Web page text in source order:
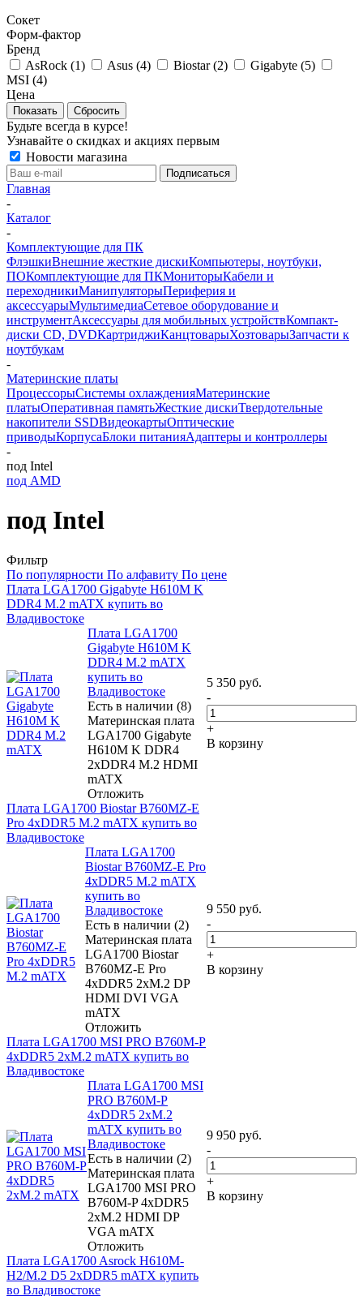
Сокет
Форм-фактор
Бренд
AsRock (1) Asus (4) Biostar (2) Gigabyte (5)
MSI (4)
Цена
Сбросить
Будьте всегда в курсе!
Узнавайте о скидках и акциях первым
Новости магазина
Главная
-
Каталог
-
Комплектующие для ПК
ФлэшкиВнешние жесткие дискиКомпьютеры, ноутбуки,
ПОКомплектующие для ПКМониторыКабели и
переходникиМанипуляторыПериферия и
аксессуарыМультимедиаСетевое оборудование и
инструментАксессуары для мобильных устройствКомпакт-
диски CD, DVDКартриджиКанцтоварыХозтоварыЗапчасти к
ноутбукам
-
Материнские платы
ПроцессорыСистемы охлажденияМатеринские
платыОперативная памятьЖесткие дискиТвердотельные
накопители SSDВидеокартыОптические
приводыКорпусаБлоки питанияАдаптеры и контроллеры
-
под Intel
под AMD
под Intel
Фильтр
По популярности По алфавиту По цене
Плата LGA1700 Gigabyte H610M K
DDR4 M.2 mATX купить во
Владивостоке
Плата LGA1700
Gigabyte H610M K
DDR4 M.2 mATX
купить во
Владивостоке
Есть в наличии (8)
Материнская плата
LGA1700 Gigabyte
H610M K DDR4
2xDDR4 M.2 HDMI
mATX
Отложить
5 350 руб.
-
+
В корзину
Плата LGA1700 Biostar B760MZ-E
Pro 4xDDR5 M.2 mATX купить во
Владивостоке
Плата LGA1700
Biostar B760MZ-E Pro
4xDDR5 M.2 mATX
купить во
Владивостоке
Есть в наличии (2)
Материнская плата
LGA1700 Biostar
B760MZ-E Pro
4xDDR5 2xM.2 DP
HDMI DVI VGA
mATX
Отложить
9 550 руб.
-
+
В корзину
Плата LGA1700 MSI PRO B760M-P
4xDDR5 2xM.2 mATX купить во
Владивостоке
Плата LGA1700 MSI
PRO B760M-P
4xDDR5 2xM.2
mATX купить во
Владивостоке
Есть в наличии (2)
Материнская плата
LGA1700 MSI PRO
B760M-P 4xDDR5
2xM.2 HDMI DP
VGA mATX
Отложить
9 950 руб.
-
+
В корзину
Плата LGA1700 Asrock H610M-
H2/M.2 D5 2xDDR5 mATX купить
во Владивостоке